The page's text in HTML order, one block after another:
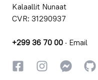
Kalaallit Nunaat
CVR: 31290937
+299 36 70 00 · Email
FacebookkiInstagrammiInstagrammi